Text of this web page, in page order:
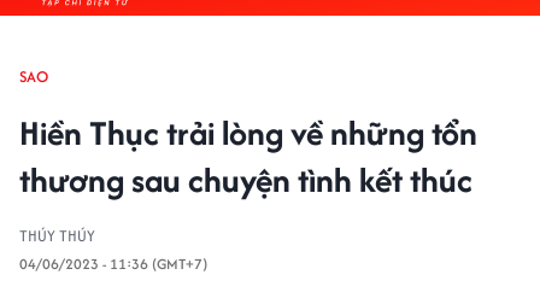
SAO
Hiền Thục trải lòng về những tổn
thương sau chuyện tình kết thúc
THÚY THÚY
04/06/2023 - 11:36 (GMT+7)